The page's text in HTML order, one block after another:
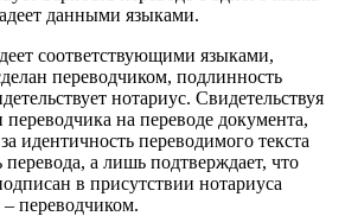
данными языками.
соответствующими языками,
переводчиком, подлинность
нотариус. Свидетельствуя
на переводе документа,
идентичность переводимого текста
а лишь подтверждает, что
в присутствии нотариуса
переводчиком.